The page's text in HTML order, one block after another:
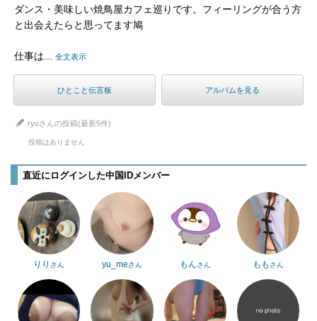
ダンス・美味しい焼鳥屋カフェ巡りです。フィーリングが合う方
と出会えたらと思ってます鳩
仕事は... 全文表示
ひとこと伝言板 アルバムを見る
ryoさんの投稿(最新5件)
投稿はありません
直近にログインした中国IDメンバー
りり さん yu_meさん もんさん もも さん